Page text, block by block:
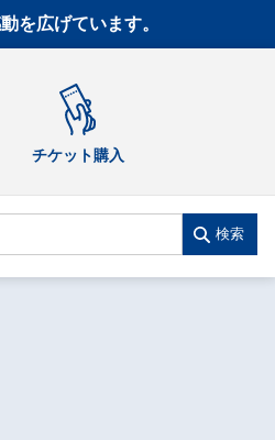
を広げています。
チケット購入
検索